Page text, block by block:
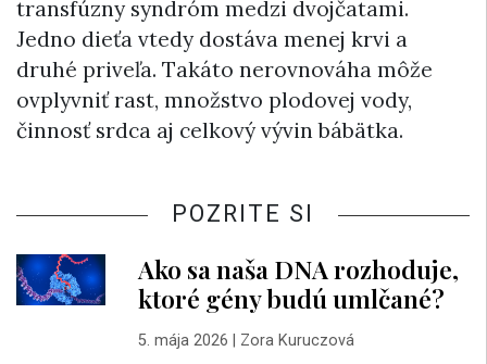
transfúzny syndróm medzi dvojčatami.
Jedno dieťa vtedy dostáva menej krvi a
druhé priveľa. Takáto nerovnováha môže
ovplyvniť rast, množstvo plodovej vody,
činnosť srdca aj celkový vývin bábätka.
POZRITE SI
Ako sa naša DNA rozhoduje,
ktoré gény budú umlčané?
5. mája 2026 Zora Kuruczová